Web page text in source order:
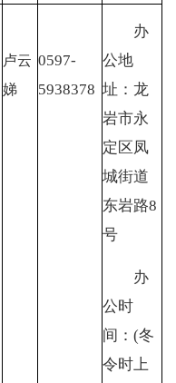
卢云
娣
0597-
5938378
办
公地
址：龙
岩市永
定区凤
城街道
东岩路8
号
办
公时
间： (冬
令时上